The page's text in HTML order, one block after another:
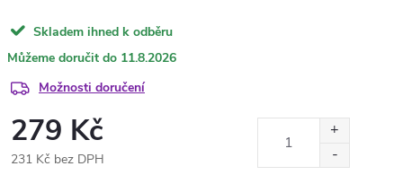
Skladem ihned k odběru
11.8.2026
Možnosti doručení
279 Kč
231 Kč bez DPH